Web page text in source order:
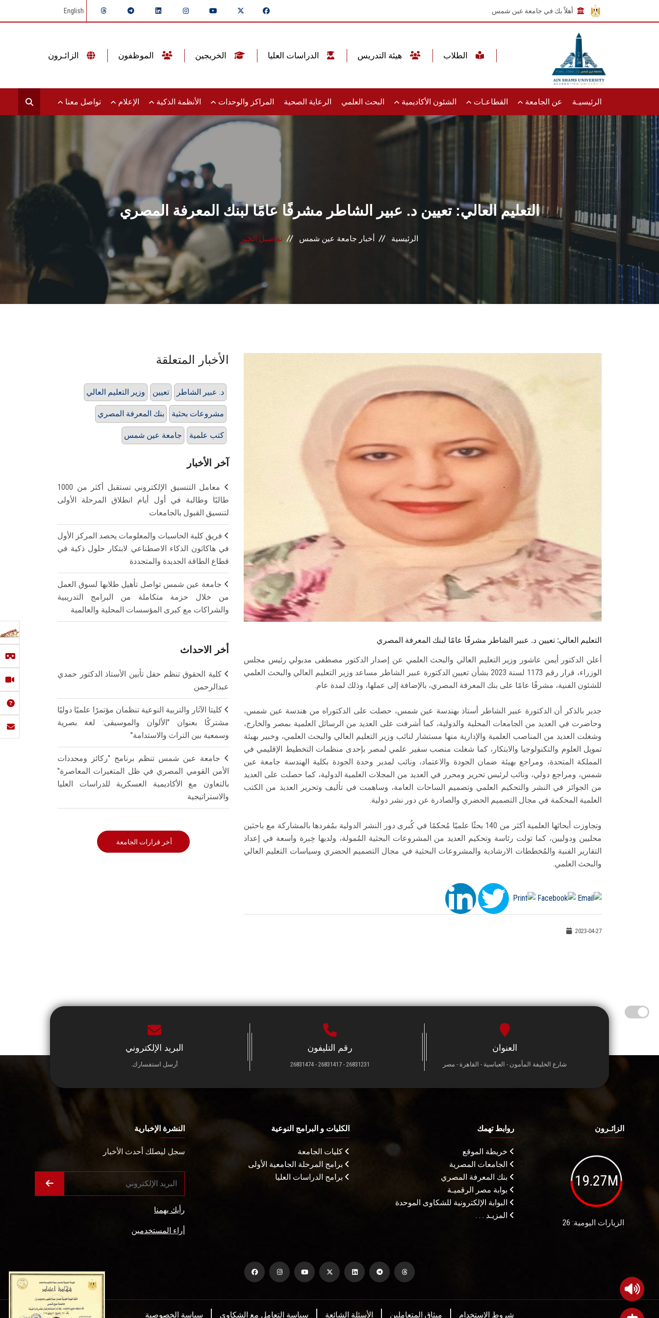
أهلاً بك في جامعة عين شمس English
الرئيسيـة عن الجامعة القطاعـات الشئون الأكاديمية البحث العلمي الرعاية الصحية المراكز والوحدات الأنظمة الذكية الإعلام تواصل معنا
التعليم العالي: تعيين د. عبير الشاطر مشرفًا عامًا لبنك المعرفة المصري
الرئيسية أخبار جامعة عين شمس تفاصيل الخبر
التعليم العالي: تعيين د. عبير الشاطر مشرفًا عامًا لبنك المعرفة المصري
أعلن الدكتور أيمن عاشور وزير التعليم العالي والبحث العلمي عن إصدار الدكتور مصطفى مدبولي رئيس مجلس
الوزراء، قرار رقم 1173 لسنة 2023 بشأن تعيين الدكتورة عبير الشاطر مساعد وزير التعليم العالي والبحث العلمي
للشئون الفنية، مشرفًا عامًا على بنك المعرفة المصري، بالإضافة إلى عملها، وذلك لمدة عام.
جدير بالذكر أن الدكتورة عبير الشاطر أستاذ بهندسة عين شمس، حصلت على الدكتوراه من هندسة عين شمس،
وحاضرت في العديد من الجامعات المحلية والدولية، كما أشرفت على العديد من الرسائل العلمية بمصر والخارج،
وشغلت العديد من المناصب العلمية والإدارية منها مستشار لنائب وزير التعليم العالي والبحث العلمي، وخبير بهيئة
تمويل العلوم والتكنولوجيا والابتكار، كما شغلت منصب سفير علمي لمصر بإحدى منظمات التخطيط الإقليمي في
المملكة المتحدة، ومراجع بهيئة ضمان الجودة والاعتماد، ونائب لمدير وحدة الجودة بكلية الهندسة جامعة عين
شمس، ومراجع دولي، ونائب لرئيس تحرير ومحرر في العديد من المجلات العلمية الدولية، كما حصلت على العديد
من الجوائز في النشر والتحكيم العلمي وتصميم الساحات العامة، وساهمت في تأليف وتحرير العديد من الكتب
العلمية المحكمة في مجال التصميم الحضري والصادرة عن دور نشر دولية.
وتجاوزت أبحاثها العلمية أكثر من 140 بحثًا علميًا مُحكمًا في كُبرى دور النشر الدولية بمُفردها بالمشاركة مع باحثين
محليين ودوليين، كما تولت رئاسة وتحكيم العديد من المشروعات البحثية المُمولة، ولديها خِبرة واسعة في إعداد
التقارير الفنية والمُخططات الارشادية والمشروعات البحثية في مجال التصميم الحضري وسياسات التعليم العالي
والبحث العلمي.
2023-04-27
الأخبار المتعلقة
وزير التعليم العالي تعيين د. عبير الشاطر
بنك المعرفة المصري مشروعات بحثية
جامعة عين شمس كتب علمية
آخر الأخبار
معامل التنسيق الإلكتروني تستقبل أكثر من 1000
طالبًا وطالبة في أول أيام انطلاق المرحلة الأولى
لتنسيق القبول بالجامعات
فريق كلية الحاسبات والمعلومات يحصد المركز الأول
في هاكاثون الذكاء الاصطناعي لابتكار حلول ذكية في
قطاع الطاقة الجديدة والمتجددة
جامعة عين شمس تواصل تأهيل طلابها لسوق العمل
من خلال حزمة متكاملة من البرامج التدريبية
والشراكات مع كبرى المؤسسات المحلية والعالمية
أخر الاحداث
كلية الحقوق تنظم حفل تأبين الأستاذ الدكتور حمدي
عبدالرحمن
كليتا الآثار والتربية النوعية تنظمان مؤتمرًا علميًا دوليًا
مشتركًا بعنوان "الألوان والموسيقى: لغة بصرية
وسمعية بين التراث والاستدامة"
جامعة عين شمس تنظم برنامج "ركائز ومحددات
الأمن القومي المصري في ظل المتغيرات المعاصرة"
بالتعاون مع الأكاديمية العسكرية للدراسات العليا
والاستراتيجية
أخر قرارات الجامعة
العنوان
شارع الخليفة المأمون - العباسية - القاهرة - مصر
رقم التليفون
26831231 - 26831417 - 26831474
البريد الإلكتروني
أرسل استفسارك.
الزائـرون
19.27M
الزيارات اليومية: 26
روابط تهمك
خريطة الموقع
الجامعات المصرية
بنك المعرفة المصري
بوابة مصر الرقميـة
البوابة الإلكترونية للشكاوى الموحدة
المزيـد . . .
الكليات و البرامج النوعية
كليات الجامعة
برامج المرحلة الجامعية الأولى
برامج الدراسات العليا
النشرة الإخبارية
سجل ليصلك أحدث الأخبار
رأيك يهمنا
أراء المستخدمين
سياسة الخصوصية سياسة التعامل مع الشكاوي الأسئلة الشائعة ميثاق المتعاملين شروط الاستخدام